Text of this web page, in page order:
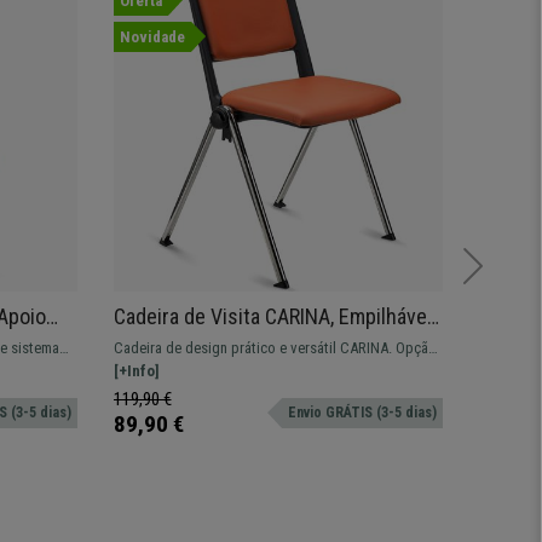
sistema
8h de
(3-5 dias)
Novidade
Cadeira de Visita CARINA, Empilhável,
Encaixe Lateral, Pernas Cromadas,
Pele Laranja
Cadeira de design prático e versátil CARINA. Opção
de encaixe prático e confortável.
[+Info]
119,90 €
89,90 € Envio GRÁTIS (3-5 dias)